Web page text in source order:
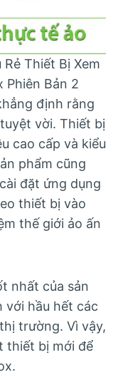
Thiết Bị Xem
Phiên Bản 2
định rằng
vời. Thiết bị
cao cấp và kiểu
phẩm cũng
đặt ứng dụng
thiết bị vào
thế giới ảo ấn
nhất của sản
với hầu hết các
trường. Vì vậy,
thiết bị mới để